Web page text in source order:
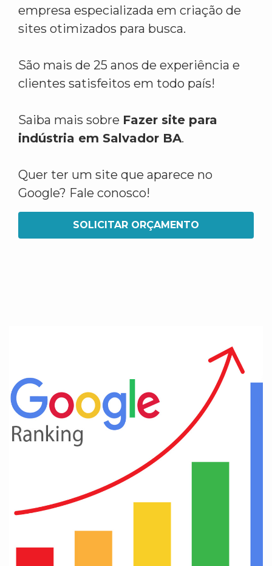
empresa especializada em criação de
sites otimizados para busca.
São mais de 25 anos de experiência e
clientes satisfeitos em todo país!
Saiba mais sobre Fazer site para
indústria em Salvador BA.
Quer ter um site que aparece no
Google? Fale conosco!
SOLICITAR ORÇAMENTO